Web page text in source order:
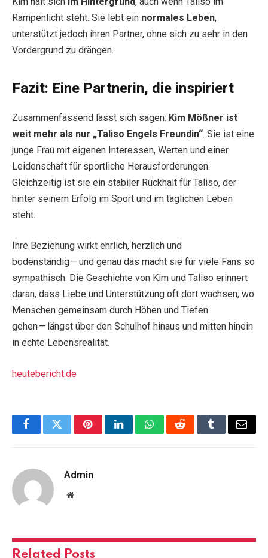
Rampenlicht steht. Sie lebt ein normales Leben,
unterstützt jedoch ihren Partner, ohne sich zu sehr in den
Vordergrund zu drängen.
Fazit: Eine Partnerin, die inspiriert
Zusammenfassend lässt sich sagen: Kim Mößner ist
weit mehr als nur „Taliso Engels Freundin“. Sie ist eine
junge Frau mit eigenen Interessen, Werten und einer
Leidenschaft für sportliche Herausforderungen.
Gleichzeitig ist sie ein stabiler Rückhalt für Taliso, der
hinter seinem Erfolg im Sport und im täglichen Leben
steht.
Ihre Beziehung wirkt ehrlich, herzlich und
bodenständig — und genau das macht sie für viele Fans so
sympathisch. Die Geschichte von Kim und Taliso erinnert
daran, dass Liebe und Unterstützung oft dort wachsen, wo
Menschen gemeinsam durch Höhen und Tiefen
gehen — längst über den Schulhof hinaus und mitten hinein
in echte Lebensrealität.
heutebericht.de
FacebookTwitterPinterestLinkedInWhatsAppRedditTumblrEmail
Admin
Website
Related Posts